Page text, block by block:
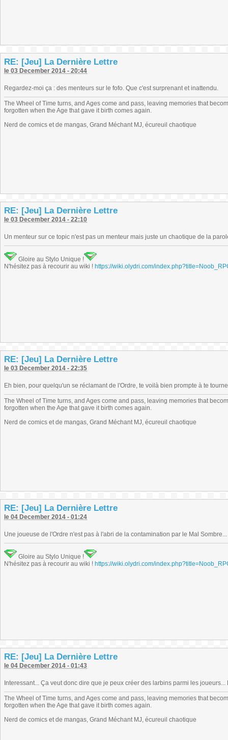
RE: [Jeu] La Dernière Lettre
le 03 December 2014 - 20:44
Regardez-moi ça : des menteurs sur le fofo. Que c'est surprenant et inattendu.
The Wheel of Time turns, and Ages come and pass, leaving memories that
forgotten when the Age that gave it birth comes again.
Nerd de comics et de mangas, Grand Méchant MJ, écureuil chaotique
RE: [Jeu] La Dernière Lettre
le 03 December 2014 - 22:10
Un menteur sur ce topic n'est pas un menteur mais juste un chaotique de la
Gloire au Stylo Unique !
N'hésitez pas à recourir au wiki ! https://wiki.olydri.com/
RE: [Jeu] La Dernière Lettre
le 03 December 2014 - 22:35
Eh bien, pour quelqu'un se réclamant de l'Ordre, te voilà bien prompte à te
The Wheel of Time turns, and Ages come and pass, leaving memories that
forgotten when the Age that gave it birth comes again.
Nerd de comics et de mangas, Grand Méchant MJ, écureuil chaotique
RE: [Jeu] La Dernière Lettre
le 04 December 2014 - 01:24
Une joueuse de l'Ordre n'est pas à l'abri de la contamination par le Mal
Gloire au Stylo Unique !
N'hésitez pas à recourir au wiki ! https://wiki.olydri.com/
RE: [Jeu] La Dernière Lettre
le 04 December 2014 - 01:43
Interessant... Ça veut donc dire que je peux créer des larbins parmi les joueurs...
The Wheel of Time turns, and Ages come and pass, leaving memories that
forgotten when the Age that gave it birth comes again.
Nerd de comics et de mangas, Grand Méchant MJ, écureuil chaotique